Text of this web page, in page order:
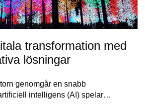
transformation med
lösningar
genomgår en snabb
intelligens (AI) spelar…